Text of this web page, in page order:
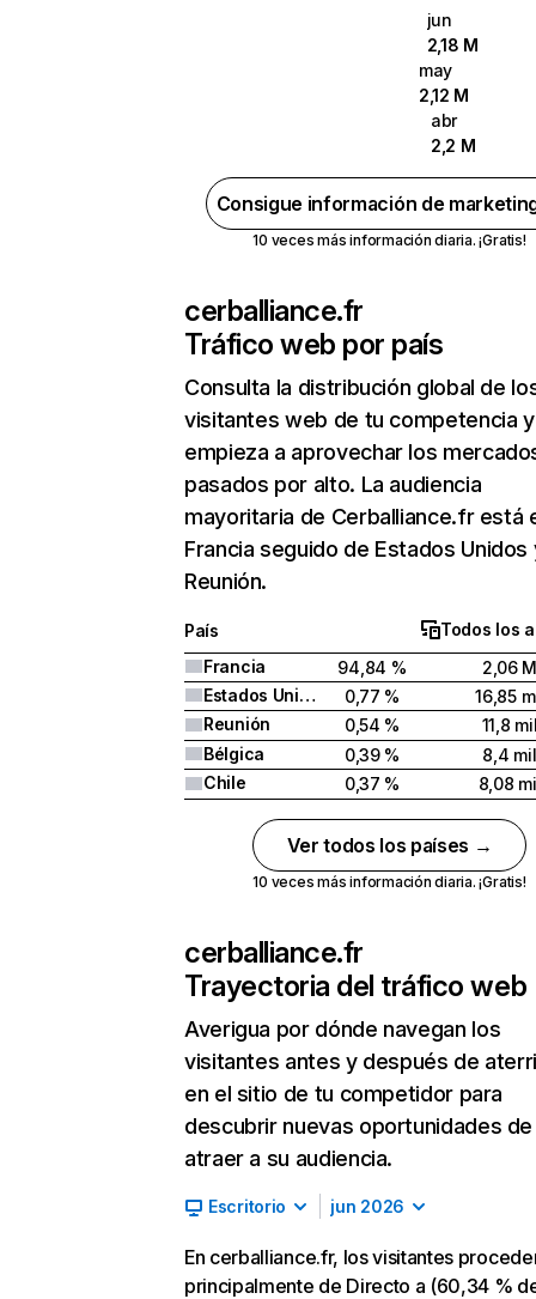
jun
2,18 M
may
2,12 M
abr
2,2 M
Consigue información de
10 veces más información diaria. ¡Gratis!
cerballiance.fr
Tráfico web por país
Consulta la distribución global de
visitantes web de tu competencia y
empieza a aprovechar los
pasados por alto. La audiencia
mayoritaria de Cerballiance.fr está
Francia seguido de Estados Unidos
Reunión.
País
Todos los
Francia
94,84 %
2,06
Estados Unidos
0,77 %
16,85
Reunión
0,54 %
11,8
Bélgica
0,39 %
8,4 mil
Chile
0,37 % 8,08
Ver todos los países →
10 veces más información diaria. ¡Gratis!
cerballiance.fr
Trayectoria del tráfico web
Averigua por dónde navegan los
visitantes antes y después de
en el sitio de tu competidor para
descubrir nuevas oportunidades de
atraer a su audiencia.
Escritorio jun 2026
En cerballiance.fr, los visitantes
principalmente de Directo a (60,34 %